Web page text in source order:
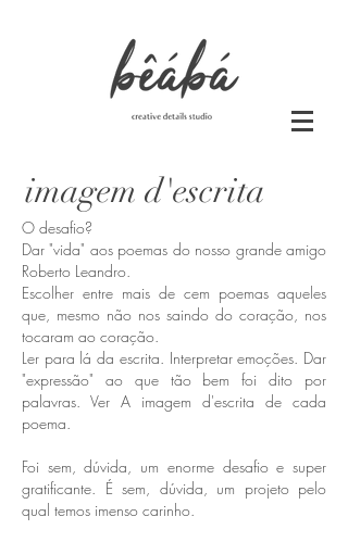
imagem d'escrita
O desafio?
Dar "vida" aos poemas do nosso grande amigo
Roberto Leandro.
Escolher entre mais de cem poemas aqueles
que, mesmo não nos saindo do coração, nos
tocaram ao coração.
Ler para lá da escrita. Interpretar emoções. Dar
"expressão" ao que tão bem foi dito por
palavras. Ver A imagem d'escrita de cada
poema.
Foi sem, dúvida, um enorme desafio e super
gratificante. É sem, dúvida, um projeto pelo
qual temos imenso carinho.